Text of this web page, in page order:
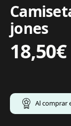
jones
18,50€
Al comprar